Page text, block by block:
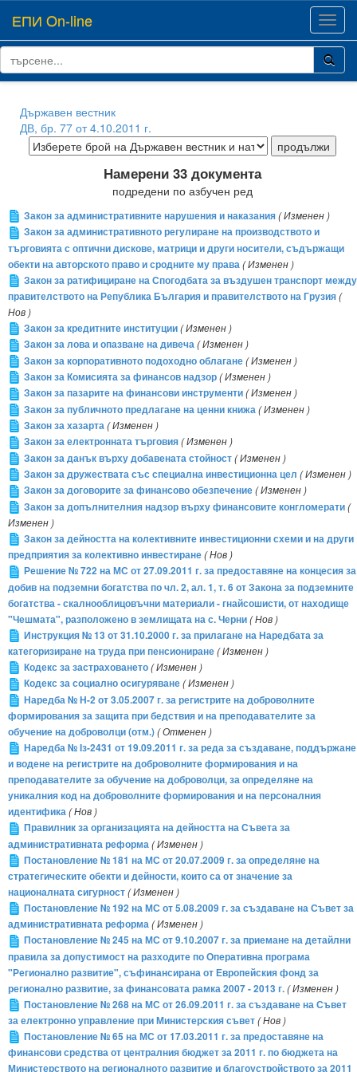
ЕПИ On-line
Държавен вестник
ДВ, бр. 77 от 4.10.2011 г.
Намерени 33 документа
подредени по азбучен ред
Закон за административните нарушения и наказания( Изменен )
Закон за административното регулиране на производството и
търговията с оптични дискове, матрици и други носители, съдържащи
обекти на авторското право и сродните му права( Изменен )
Закон за ратифициране на Спогодбата за въздушен транспорт между
правителството на Република България и правителството на Грузия(
Нов )
Закон за кредитните институции( Изменен )
Закон за лова и опазване на дивеча( Изменен )
Закон за корпоративното подоходно облагане( Изменен )
Закон за Комисията за финансов надзор( Изменен )
Закон за пазарите на финансови инструменти( Изменен )
Закон за публичното предлагане на ценни книжа( Изменен )
Закон за хазарта( Изменен )
Закон за електронната търговия( Изменен )
Закон за данък върху добавената стойност( Изменен )
Закон за дружествата със специална инвестиционна цел ( Изменен )
Закон за договорите за финансово обезпечение( Изменен )
Закон за допълнителния надзор върху финансовите конгломерати(
Изменен )
Закон за дейността на колективните инвестиционни схеми и на други
предприятия за колективно инвестиране( Нов )
Решение № 722 на МС от 27.09.2011 г. за предоставяне на концесия за
добив на подземни богатства по чл. 2, ал. 1, т. 6 от Закона за подземните
богатства - скалнооблицовъчни материали - гнайсошисти, от находище
"Чешмата", разположено в землищата на с. Черни( Нов )
Инструкция № 13 от 31.10.2000 г. за прилагане на Наредбата за
категоризиране на труда при пенсиониране( Изменен )
Кодекс за застраховането( Изменен )
Кодекс за социално осигуряване( Изменен )
Наредба № Н-2 от 3.05.2007 г. за регистрите на доброволните
формирования за защита при бедствия и на преподавателите за
обучение на доброволци (отм.)( Отменен )
Наредба № Iз-2431 от 19.09.2011 г. за реда за създаване, поддържане
и водене на регистрите на доброволните формирования и на
преподавателите за обучение на доброволци, за определяне на
уникалния код на доброволните формирования и на персоналния
идентифика( Нов )
Правилник за организацията на дейността на Съвета за
административната реформа( Изменен )
Постановление № 181 на МС от 20.07.2009 г. за определяне на
стратегическите обекти и дейности, които са от значение за
националната сигурност( Изменен )
Постановление № 192 на МС от 5.08.2009 г. за създаване на Съвет за
административната реформа( Изменен )
Постановление № 245 на МС от 9.10.2007 г. за приемане на детайлни
правила за допустимост на разходите по Оперативна програма
"Регионално развитие", съфинансирана от Европейския фонд за
регионално развитие, за финансовата рамка 2007 - 2013 г.( Изменен )
Постановление № 268 на МС от 26.09.2011 г. за създаване на Съвет
за електронно управление при Министерския съвет( Нов )
Постановление № 65 на МС от 17.03.2011 г. за предоставяне на
финансови средства от централния бюджет за 2011 г. по бюджета на
Министерството на регионалното развитие и благоустройството за 2011